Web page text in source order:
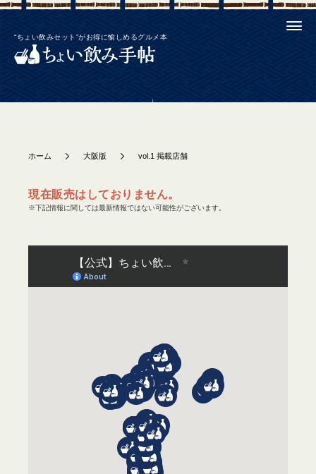
“ちょい飲みセット”がお得に愉しめるグルメ本
ホーム 大阪版 vol.1 掲載店舗
現在販売はしておりません。
※下記情報に関しては最新情報ではない可能性がございます。